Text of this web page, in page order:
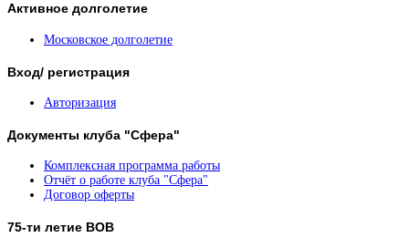
Активное долголетие
Московское долголетие
Вход/ регистрация
Авторизация
Документы клуба "Сфера"
Комплексная программа работы
Отчёт о работе клуба "Сфера"
Договор оферты
75-ти летие ВОВ